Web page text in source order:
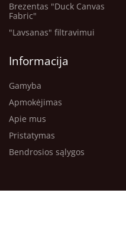
Brezentas "Duck Canvas
Fabric"
"Lavsanas" filtravimui
Informacija
Gamyba
Apmokėjimas
Apie mus
Pristatymas
Bendrosios sąlygos